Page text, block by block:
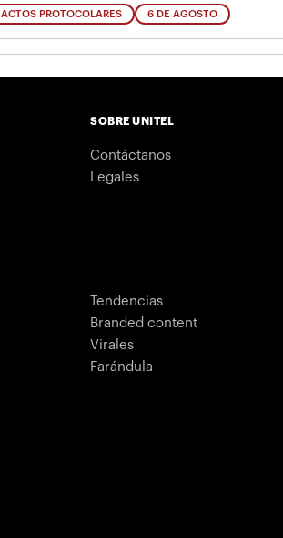
ACTOS PROTOCOLARES 6 DE AGOSTO
SOBRE UNITEL
Contáctanos
Legales
Tendencias
Branded content
Virales
Farándula